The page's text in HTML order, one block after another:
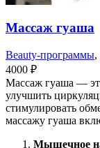
Массаж гуаша
Beauty-программы,
4000 ₽
Массаж гуаша —
улучшить
стимулировать
массажу гуаша
Мышечное